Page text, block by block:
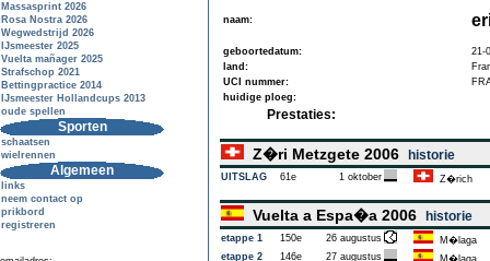
Massasprint 2026
Rosa Nostra 2026
Wegwedstrijd 2026
IJsmeester 2025
Vuelta mañager 2025
Strafschop 2021
Bettingpractice 2014
IJsmeester Hollandcups 2013
oude spellen
Sporten
schaatsen
wielrennen
Algemeen
links
neem contact op
prikbord
registreren
naam:
geboortedatum:
21-
land:
UCI nummer:
huidige ploeg:
Prestaties:
Z�ri Metzgete 2006 historie
UITSLAG 61e 1 oktober Z�rich
Vuelta a Espa�a 2006 historie
etappe 1 150e 26 augustus
M�laga
etappe 2
146e 27 augustus